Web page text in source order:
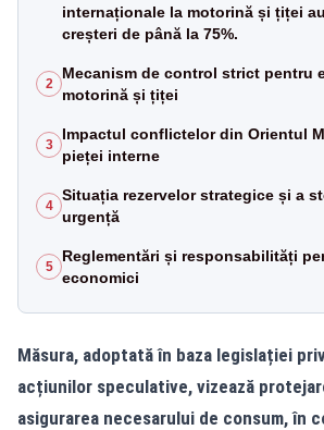
internaționale la motorină și țiței
creșteri de până la 75%.
2
Mecanism de control strict pentru
motorină și țiței
3
Impactul conflictelor din Orientul
pieței interne
4
Situația rezervelor strategice și a
urgență
5
Reglementări și responsabilități
economici
Măsura, adoptată în baza legislației
acțiunilor speculative, vizează
asigurarea necesarului de consum, în